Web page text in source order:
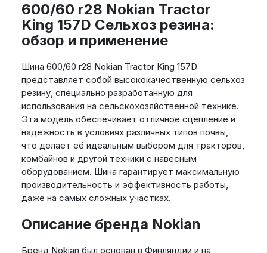
600/60 r28 Nokian Tractor
King 157D Сельхоз резина:
обзор и применение
Шина 600/60 r28 Nokian Tractor King 157D
представляет собой высококачественную сельхоз
резину, специально разработанную для
использования на сельскохозяйственной технике.
Эта модель обеспечивает отличное сцепление и
надежность в условиях различных типов почвы,
что делает её идеальным выбором для тракторов,
комбайнов и другой техники с навесным
оборудованием. Шина гарантирует максимальную
производительность и эффективность работы,
даже на самых сложных участках.
Описание бренда Nokian
Бренд Nokian был основан в Финляндии и на